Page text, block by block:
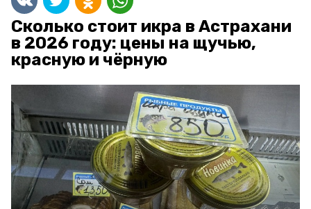
Сколько стоит икра в Астрахани
в 2026 году: цены на щучью,
красную и чёрную